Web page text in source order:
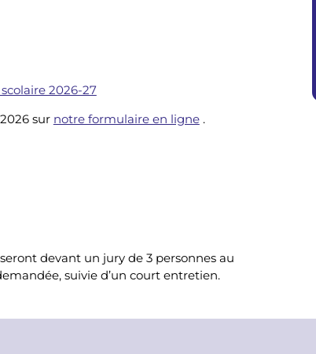
2026-27
sur notre formulaire en ligne.
devant un jury de 3 personnes au
suivie d’un court entretien.